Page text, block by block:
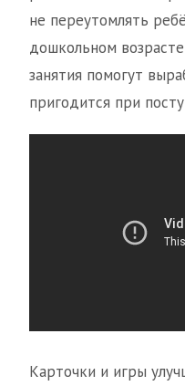
не переутомлять
дошкольном
занятия помогут
пригодится при
Карточки и игры